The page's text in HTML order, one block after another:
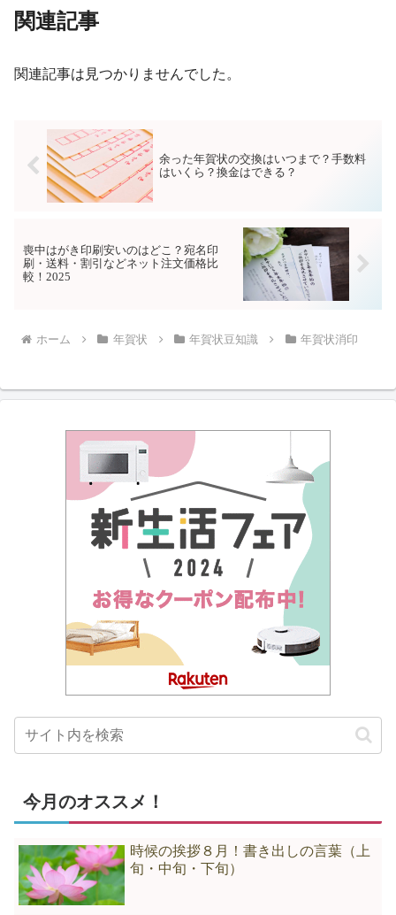
関連記事
関連記事は見つかりませんでした。
余った年賀状の交換はいつまで？手数料
はいくら？換金はできる？
喪中はがき印刷安いのはどこ？宛名印
刷・送料・割引などネット注文価格比
較！2025
ホーム 年賀状 年賀状豆知識 年賀状消印
今月のオススメ！
時候の挨拶８月！書き出しの言葉（上
旬・中旬・下旬）